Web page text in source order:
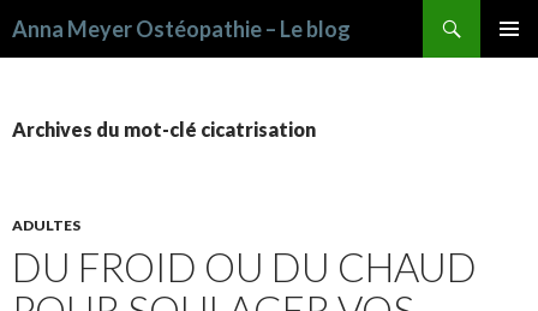
Anna Meyer Ostéopathie – Le blog
Archives du mot-clé cicatrisation
ADULTES
DU FROID OU DU CHAUD